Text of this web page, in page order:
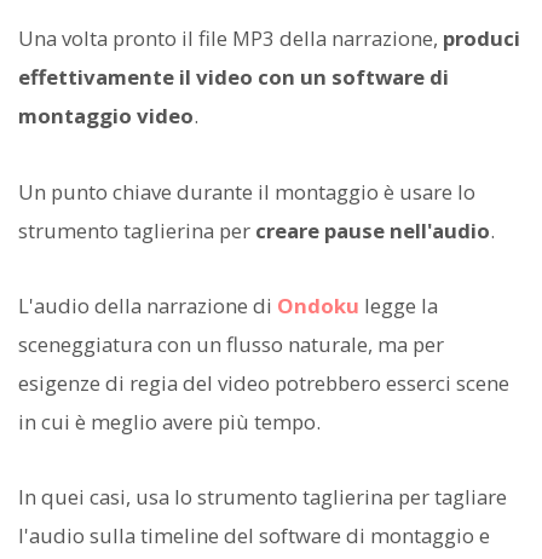
Una volta pronto il file MP3 della narrazione, produci
effettivamente il video con un software di
montaggio video.
Un punto chiave durante il montaggio è usare lo
strumento taglierina per creare pause nell'audio.
L'audio della narrazione di Ondoku legge la
sceneggiatura con un flusso naturale, ma per
esigenze di regia del video potrebbero esserci scene
in cui è meglio avere più tempo.
In quei casi, usa lo strumento taglierina per tagliare
l'audio sulla timeline del software di montaggio e